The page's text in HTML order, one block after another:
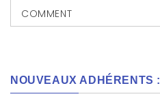
COMMENT
NOUVEAUX ADHÉRENTS :